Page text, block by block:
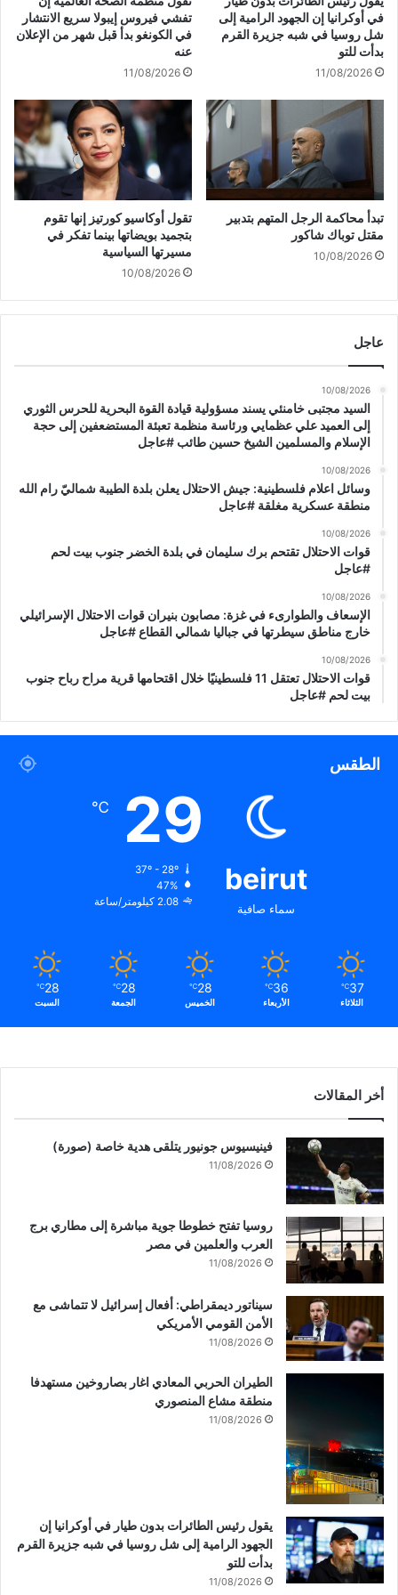
ت
ج
د
ي
د
ل
ل
ز
ه
ر
ن
0
6
-
2
8
:
ج
في أوكرانيا إن الجهود الرامية إلى
شل روسيا في شبه جزيرة القرم
بدأت للتو
11/08/2026
تفشي فيروس إيبولا سريع الانتشار
في الكونغو بدأ قبل شهر من الإعلان
عنه
11/08/2026
تبدأ محاكمة الرجل المتهم بتدبير
مقتل توباك شاكور
10/08/2026
تقول أوكاسيو كورتيز إنها تقوم
بتجميد بويضاتها بينما تفكر في
مسيرتها السياسية
10/08/2026
عاجل
10/08/2026
السيد مجتبى خامنئي يسند مسؤولية قيادة القوة البحرية للحرس الثوري
إلى العميد علي عظمايي ورئاسة منظمة تعبئة المستضعفين إلى حجة
الإسلام والمسلمين الشيخ حسين طائب #عاجل
10/08/2026
وسائل اعلام فلسطينية: جيش الاحتلال يعلن بلدة الطيبة شماليّ رام الله
منطقة عسكرية مغلقة #عاجل
10/08/2026
قوات الاحتلال تقتحم برك سليمان في بلدة الخضر جنوب بيت لحم
#عاجل
10/08/2026
الإسعاف والطوارىء في غزة: مصابون بنيران قوات الاحتلال الإسرائيلي
خارج مناطق سيطرتها في جباليا شمالي القطاع #عاجل
10/08/2026
قوات الاحتلال تعتقل 11 فلسطينيًا خلال اقتحامها قرية مراح رباح جنوب
بيت لحم #عاجل
الطقس
beirut
سماء صافية
29
℃
37º - 28º
47%
2.08 كيلومتر/ساعة
37
℃
الثلاثاء
36
℃
الأربعاء
28
℃
الخميس
28
℃
الجمعة
28
℃
السبت
أخر المقالات
فينيسيوس جونيور يتلقى هدية خاصة (صورة)
11/08/2026
روسيا تفتح خطوطا جوية مباشرة إلى مطاري برج
العرب والعلمين في مصر
11/08/2026
سيناتور ديمقراطي: أفعال إسرائيل لا تتماشى مع
الأمن القومي الأمريكي
11/08/2026
الطيران الحربي المعادي اغار بصاروخين مستهدفا
منطقة مشاع المنصوري
11/08/2026
يقول رئيس الطائرات بدون طيار في أوكرانيا إن
الجهود الرامية إلى شل روسيا في شبه جزيرة القرم
بدأت للتو
11/08/2026